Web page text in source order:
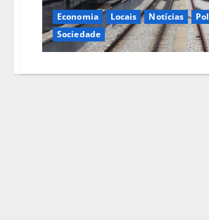
Economia Locais Notícias
Sociedade